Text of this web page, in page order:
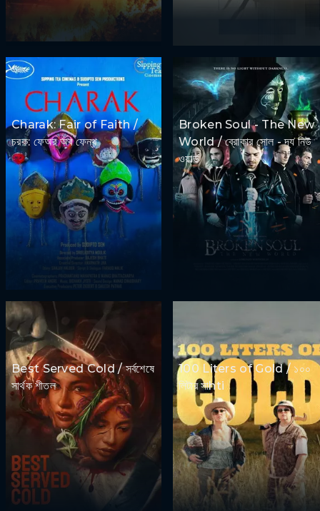
Charak: Fair of Faith /
চরক: ফেঅর অব ফেন্থ
Broken Soul - The New
World / ব্রোকার সোল - দ্য নিউ
ওয়ার্ল্ড
Best Served Cold / সর্বশেষে
সার্থক শীতল
100 Liters of Gold / ১০০
লিটার সাhti